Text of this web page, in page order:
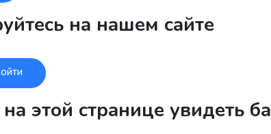
на нашем сайте
этой странице увидеть